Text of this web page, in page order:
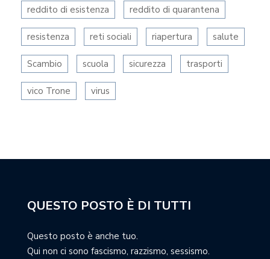
reddito di esistenza reddito di quarantena
resistenza reti sociali riapertura salute
Scambio scuola sicurezza trasporti
vico Trone virus
QUESTO POSTO È DI TUTTI
Questo posto è anche tuo.
Qui non ci sono fascismo, razzismo, sessismo.